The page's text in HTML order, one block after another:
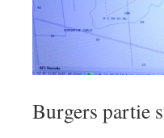
Burgers partie